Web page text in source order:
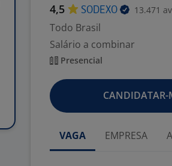
4,5 SODEXO 13.471
Todo Brasil
Salário a combinar
Presencial
CANDIDATAR-
VAGA EMPRESA